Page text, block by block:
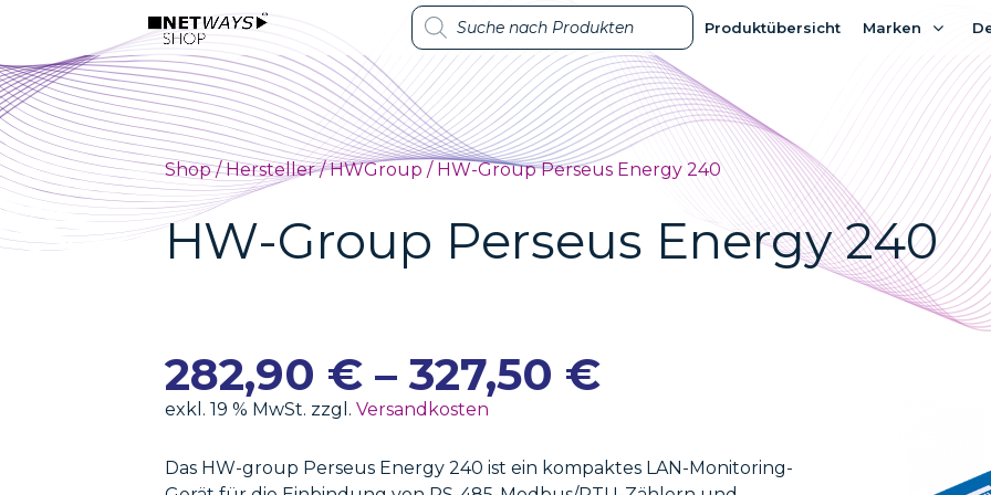
Products
search
Produktübersicht Marken
Products
search
Produktübersicht Marken
Shop/Hersteller/HWGroup / HW-Group Perseus Energy 240
HW-Group Perseus Energy 240
282,90 € –327,50 €
exkl. 19 % MwSt. zzgl.Versandkosten
Das HW-group Perseus Energy 240 ist ein kompaktes LAN-Monitoring-